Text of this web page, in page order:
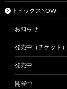
トピックスNOW
お知らせ
発売中（チケット）
発売中
開催中